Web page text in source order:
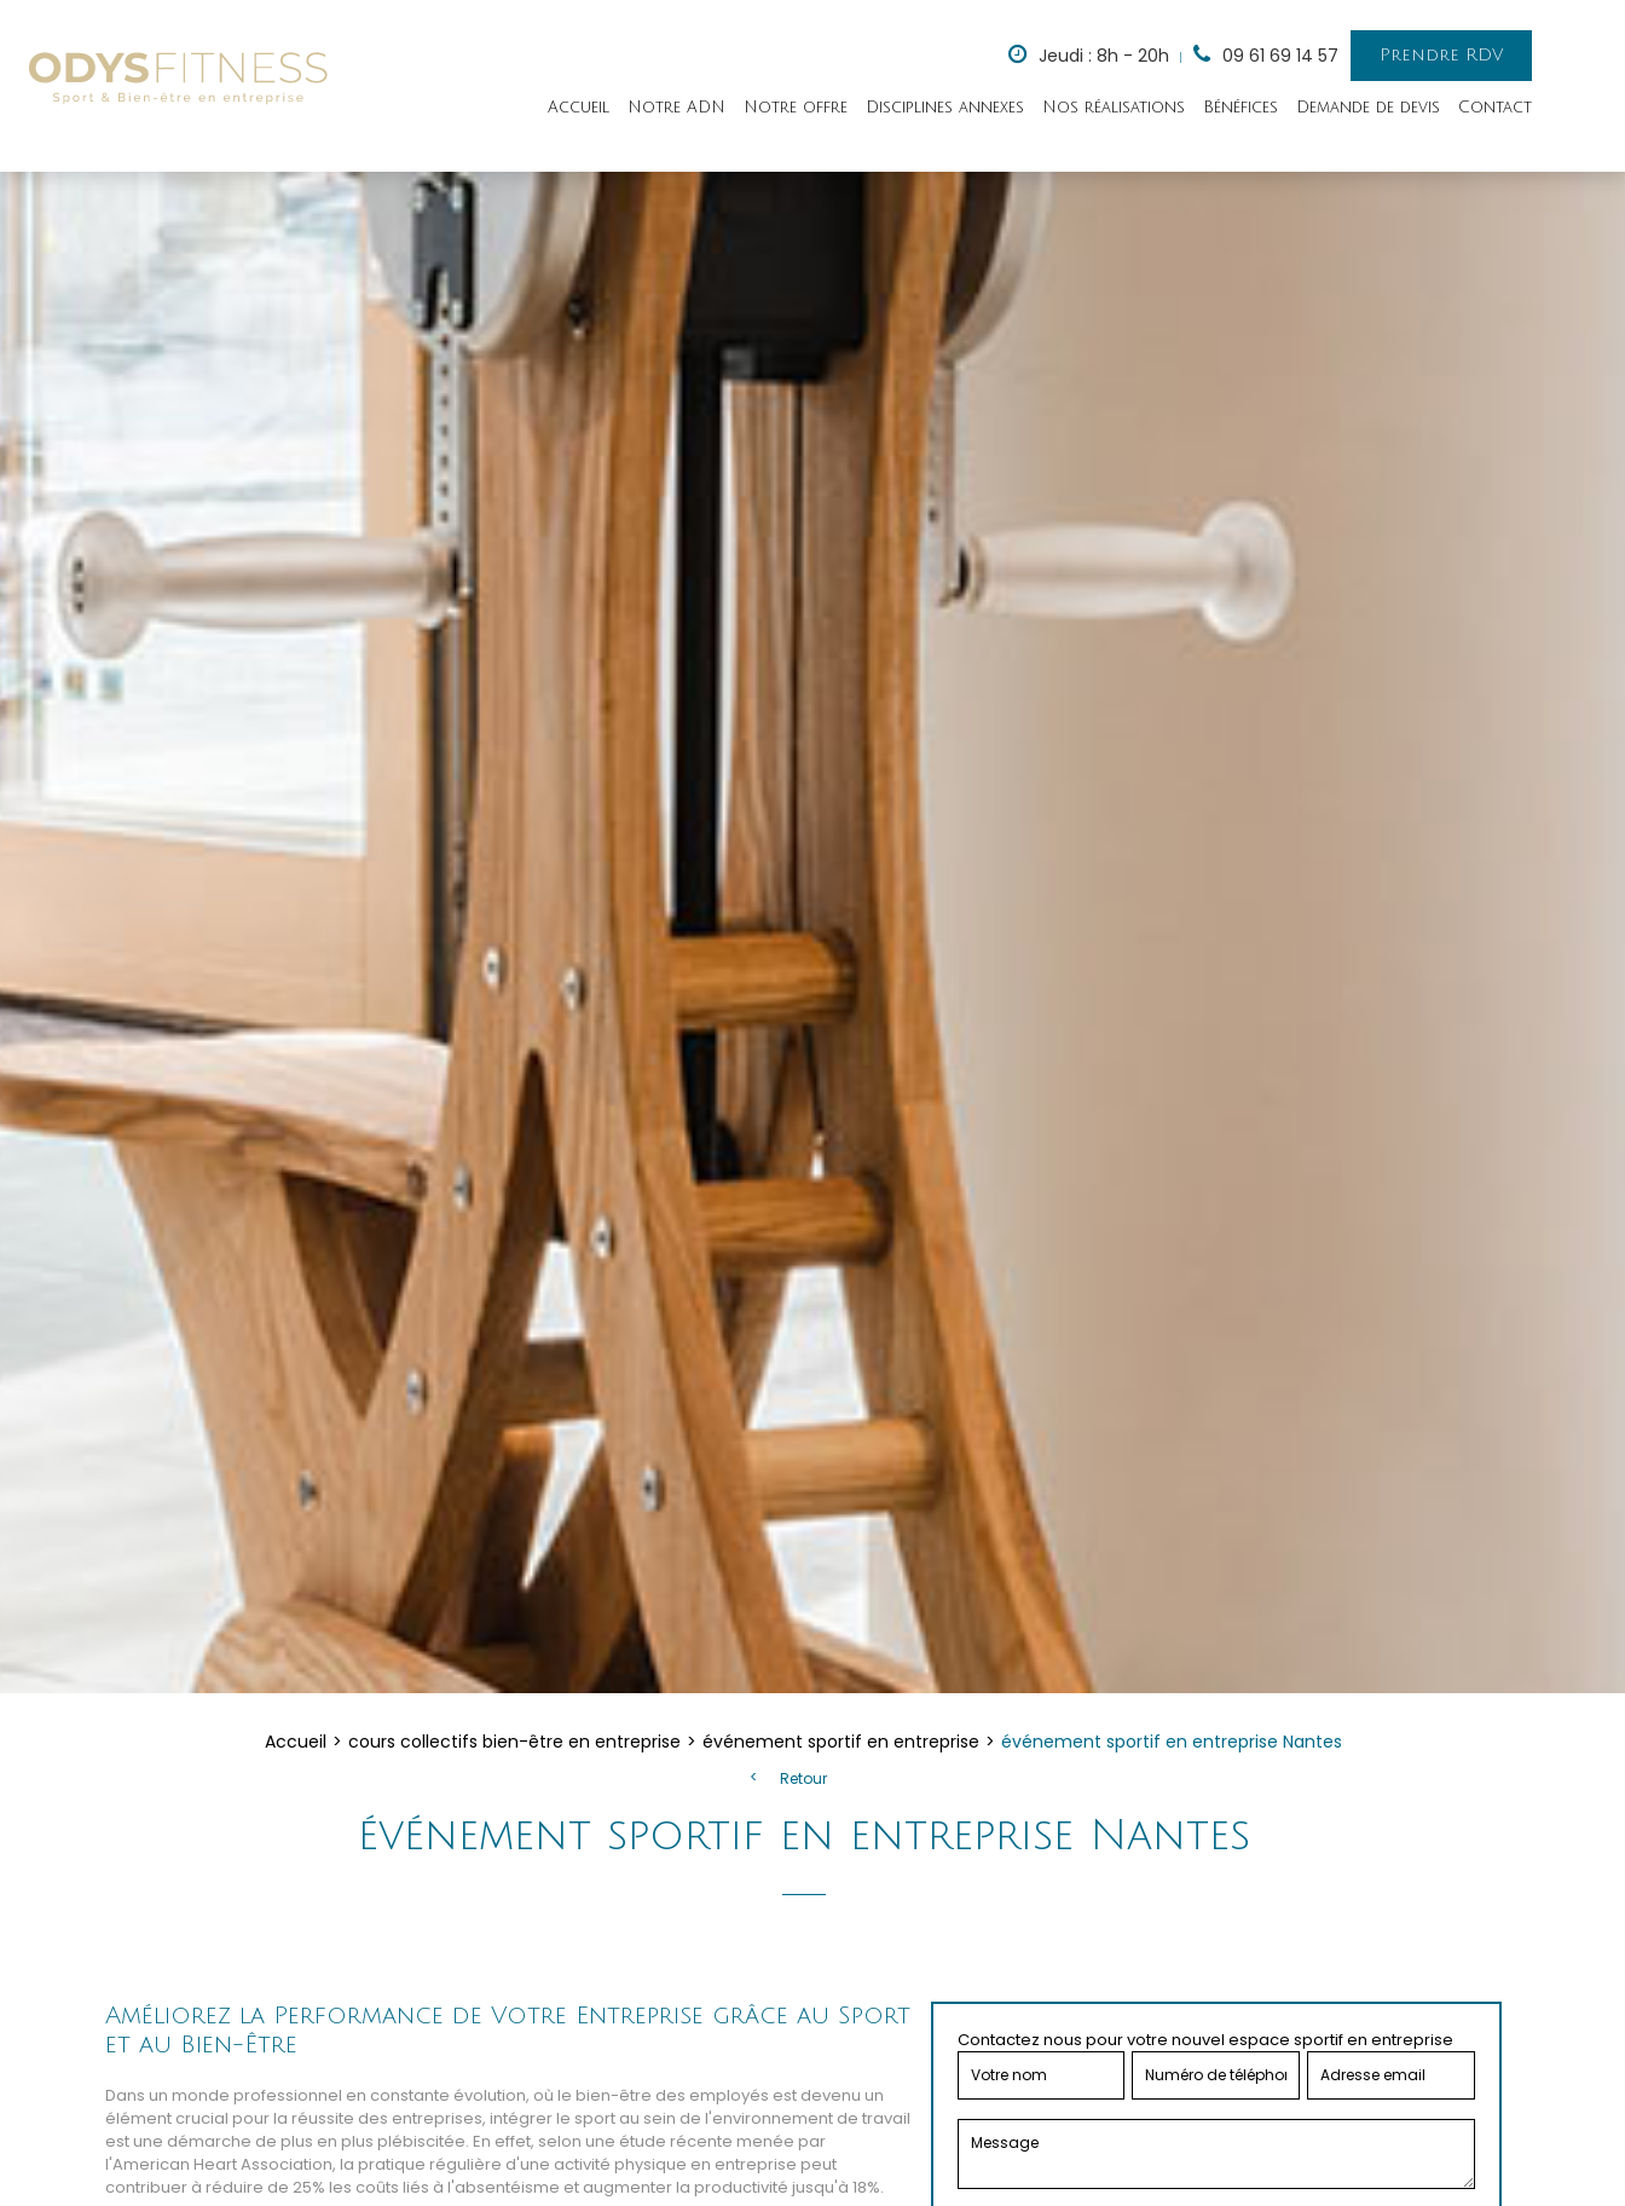
Jeudi : 8h - 20h 09 61 69 14 57 Prendre RDV
Accueil Notre ADN Notre offre Disciplines annexes Nos réalisations Bénéfices Demande de devis Contact
Accueil cours collectifs bien-être en entreprise événement sportif en entreprise événement sportif en entreprise Nantes
Retour
événement sportif en entreprise Nantes
Améliorez la Performance de Votre Entreprise grâce au Sport
et au Bien-Être
Dans un monde professionnel en constante évolution, où le bien-être des employés est devenu un
élément crucial pour la réussite des entreprises, intégrer le sport au sein de l'environnement de travail
est une démarche de plus en plus plébiscitée. En effet, selon une étude récente menée par
l'American Heart Association, la pratique régulière d'une activité physique en entreprise peut
contribuer à réduire de 25% les coûts liés à l'absentéisme et augmenter la productivité jusqu'à 18%.
Contactez nous pour votre nouvel espace sportif en entreprise